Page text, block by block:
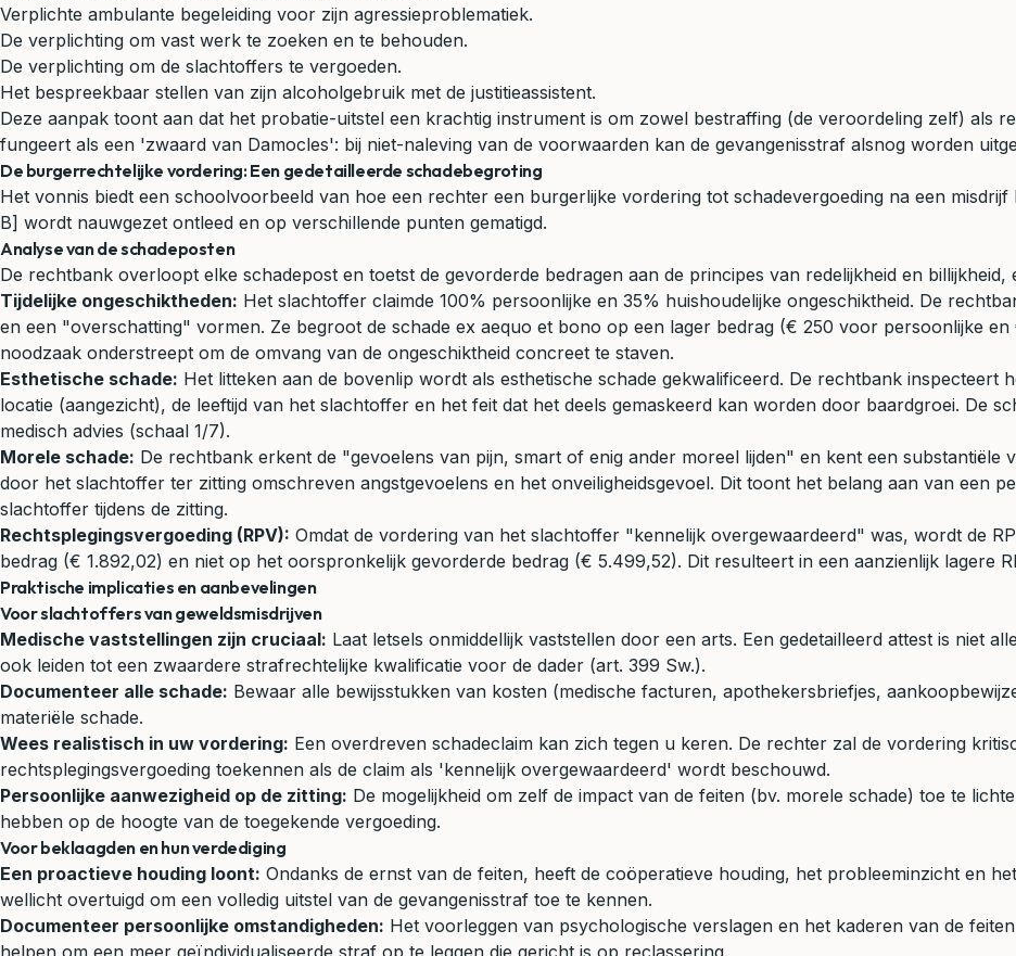
Verplichte ambulante begeleiding voor zijn agressieproblematiek.
De verplichting om vast werk te zoeken en te behouden.
De verplichting om de slachtoffers te vergoeden.
Het bespreekbaar stellen van zijn alcoholgebruik met de justitieassistent.
Deze aanpak toont aan dat het probatie-uitstel een krachtig instrument is om zowel bestraffing (de veroordeling zelf) als
fungeert als een 'zwaard van Damocles': bij niet-naleving van de voorwaarden kan de gevangenisstraf alsnog worden
De burgerrechtelijke vordering: Een gedetailleerde schadebegroting
Het vonnis biedt een schoolvoorbeeld van hoe een rechter een burgerlijke vordering tot schadevergoeding na een
B] wordt nauwgezet ontleed en op verschillende punten gematigd.
Analyse van de schadeposten
De rechtbank overloopt elke schadepost en toetst de gevorderde bedragen aan de principes van redelijkheid en
Tijdelijke ongeschiktheden: Het slachtoffer claimde 100% persoonlijke en 35% huishoudelijke ongeschiktheid. De
en een "overschatting" vormen. Ze begroot de schade ex aequo et bono op een lager bedrag (€ 250 voor persoonlijke
noodzaak onderstreept om de omvang van de ongeschiktheid concreet te staven.
Esthetische schade: Het litteken aan de bovenlip wordt als esthetische schade gekwalificeerd. De rechtbank inspecteert
locatie (aangezicht), de leeftijd van het slachtoffer en het feit dat het deels gemaskeerd kan worden door baardgroei. De
medisch advies (schaal 1/7).
Morele schade: De rechtbank erkent de "gevoelens van pijn, smart of enig ander moreel lijden" en kent een substantiële
door het slachtoffer ter zitting omschreven angstgevoelens en het onveiligheidsgevoel. Dit toont het belang aan van een
slachtoffer tijdens de zitting.
Rechtsplegingsvergoeding (RPV): Omdat de vordering van het slachtoffer "kennelijk overgewaardeerd" was, wordt de
bedrag (€ 1.892,02) en niet op het oorspronkelijk gevorderde bedrag (€ 5.499,52). Dit resulteert in een aanzienlijk lagere
Praktische implicaties en aanbevelingen
Voor slachtoffers van geweldsmisdrijven
Medische vaststellingen zijn cruciaal: Laat letsels onmiddellijk vaststellen door een arts. Een gedetailleerd attest is niet
ook leiden tot een zwaardere strafrechtelijke kwalificatie voor de dader (art. 399 Sw.).
Documenteer alle schade: Bewaar alle bewijsstukken van kosten (medische facturen, apothekersbriefjes,
materiële schade.
Wees realistisch in uw vordering: Een overdreven schadeclaim kan zich tegen u keren. De rechter zal de vordering
rechtsplegingsvergoeding toekennen als de claim als 'kennelijk overgewaardeerd' wordt beschouwd.
Persoonlijke aanwezigheid op de zitting: De mogelijkheid om zelf de impact van de feiten (bv. morele schade) toe te
hebben op de hoogte van de toegekende vergoeding.
Voor beklaagden en hun verdediging
Een proactieve houding loont: Ondanks de ernst van de feiten, heeft de coöperatieve houding, het probleeminzicht en
wellicht overtuigd om een volledig uitstel van de gevangenisstraf toe te kennen.
Documenteer persoonlijke omstandigheden: Het voorleggen van psychologische verslagen en het kaderen van de
helpen om een meer geïndividualiseerde straf op te leggen die gericht is op reclassering.